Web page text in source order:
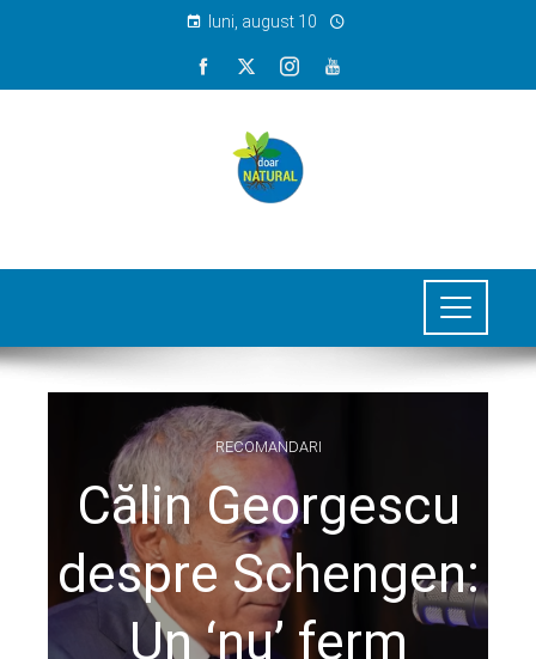
luni, august 10
RECOMANDARI
Călin Georgescu
despre Schengen:
Un ‘nu’ ferm